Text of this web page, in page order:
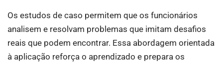
Os estudos de caso permitem que os funcionários
analisem e resolvam problemas que imitam desafios
reais que podem encontrar. Essa abordagem orientada
à aplicação reforça o aprendizado e prepara os